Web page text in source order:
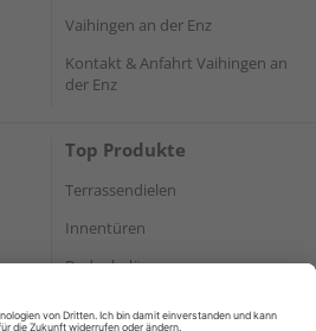
Vaihingen an der Enz
Kontakt & Anfahrt Vaihingen an
der Enz
Top Produkte
Terrassendielen
Innentüren
Bodenbeläge